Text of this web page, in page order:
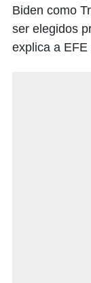
Biden como
ser elegidos
explica a